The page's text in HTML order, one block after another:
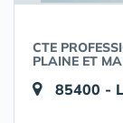
CTE
PLAINE ET
85400 -